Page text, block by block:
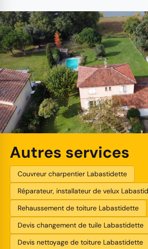
Autres services
Couvreur charpentier Labastidette
Réparateur, installateur de velux
Rehaussement de toiture Labastidette
Devis changement de tuile Labastidette
Devis nettoyage de toiture Labastidette